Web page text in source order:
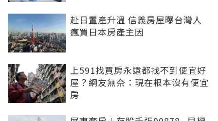
赴日置產升溫 信義房屋曝台灣人
瘋買日本房產主因
上591找買房永遠都找不到便宜好
屋？網友無奈：現在根本沒有便宜
房